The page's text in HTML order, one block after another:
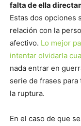
falta de ella
Estas dos opciones
relación con la
afectivo. Lo mejor
intentar olvidarla
nada entrar en
serie de frases
la ruptura.
En el caso de que